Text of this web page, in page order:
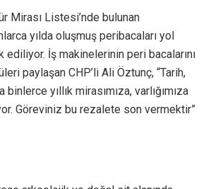
Mirası Listesi’nde bulunan
yılda oluşmuş peribacaları yol
ediliyor. İş makinelerinin peri bacalarını
paylaşan CHP’li Ali Öztunç, “Tarih,
yıllık mirasımıza, varlığımıza
Göreviniz bu rezalete son vermektir”